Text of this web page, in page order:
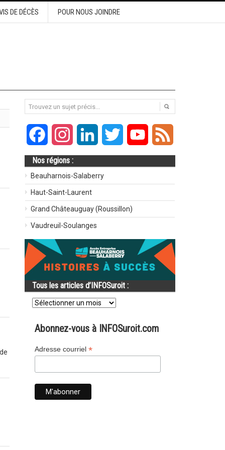
DE DÉCÈS POUR NOUS JOINDRE
FacebookInstagramLinkedIn Twitter YouTube
Nos régions :
Beauharnois-Salaberry
Haut-Saint-Laurent
Grand Châteauguay (Roussillon)
Vaudreuil-Soulanges
Tous les articles d’INFOSuroit :
Tous
les
d’INFOSuroit
Abonnez-vous à INFOSuroit.com
Adresse courriel *